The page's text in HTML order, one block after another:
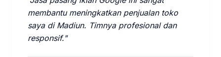
membantu meningkatkan penjualan toko
saya di Madiun. Timnya profesional dan
responsif."